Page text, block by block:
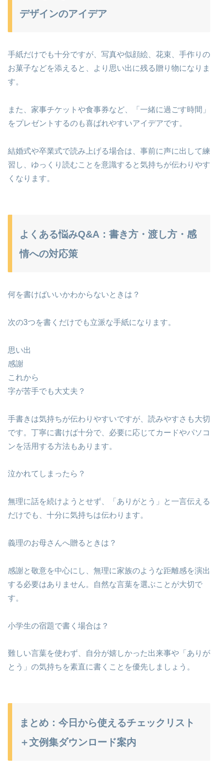
デザインのアイデア
手紙だけでも十分ですが、写真や似顔絵、花束、手作りの
お菓子などを添えると、より思い出に残る贈り物になりま
す。
また、家事チケットや食事券など、「一緒に過ごす時間」
をプレゼントするのも喜ばれやすいアイデアです。
結婚式や卒業式で読み上げる場合は、事前に声に出して練
習し、ゆっくり読むことを意識すると気持ちが伝わりやす
くなります。
よくある悩みQ&A：書き方・渡し方・感
情への対応策
何を書けばいいかわからないときは？
次の3つを書くだけでも立派な手紙になります。
思い出
感謝
これから
字が苦手でも大丈夫？
手書きは気持ちが伝わりやすいですが、読みやすさも大切
です。丁寧に書けば十分で、必要に応じてカードやパソコ
ンを活用する方法もあります。
泣かれてしまったら？
無理に話を続けようとせず、「ありがとう」と一言伝える
だけでも、十分に気持ちは伝わります。
義理のお母さんへ贈るときは？
感謝と敬意を中心にし、無理に家族のような距離感を演出
する必要はありません。自然な言葉を選ぶことが大切で
す。
小学生の宿題で書く場合は？
難しい言葉を使わず、自分が嬉しかった出来事や「ありが
とう」の気持ちを素直に書くことを優先しましょう。
まとめ：今日から使えるチェックリスト
＋文例集ダウンロード案内